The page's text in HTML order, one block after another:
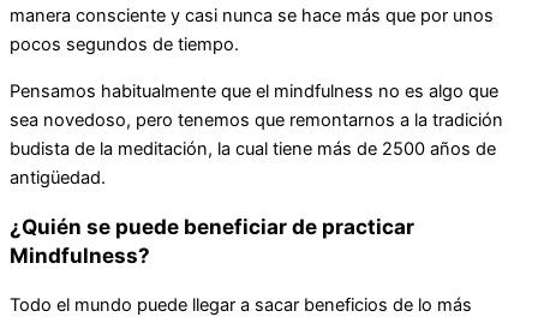
manera consciente y casi nunca se hace más que por unos
pocos segundos de tiempo.
Pensamos habitualmente que el mindfulness no es algo que
sea novedoso, pero tenemos que remontarnos a la tradición
budista de la meditación, la cual tiene más de 2500 años de
antigüedad.
¿Quién se puede beneficiar de practicar
Mindfulness?
Todo el mundo puede llegar a sacar beneficios de lo más